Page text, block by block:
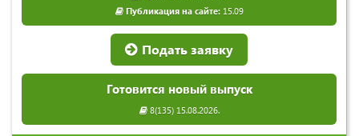
Публикация на сайте:15.09
Подать заявку
Готовится новый выпуск
8(135) 15.08.2026.